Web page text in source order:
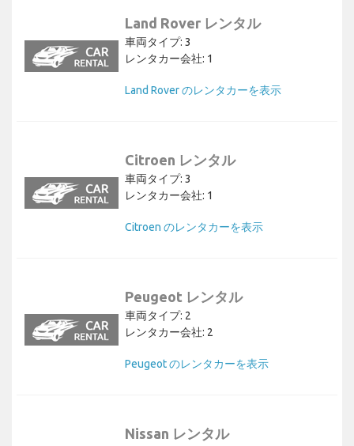
Land Rover レンタル
車両タイプ: 3
レンタカー会社: 1
Land Rover のレンタカーを表示
Citroen レンタル
車両タイプ: 3
レンタカー会社: 1
Citroen のレンタカーを表示
Peugeot レンタル
車両タイプ: 2
レンタカー会社: 2
Peugeot のレンタカーを表示
Nissan レンタル